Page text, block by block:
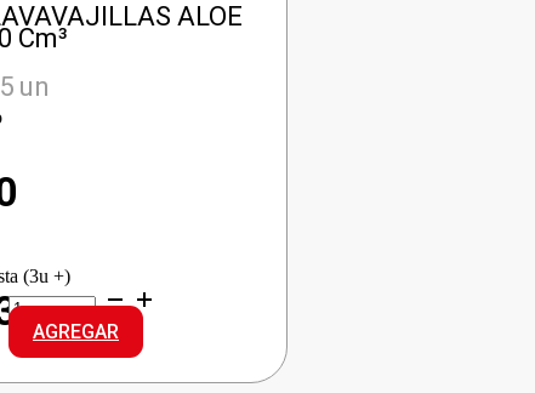
ALOE
Cm³
un
(3u +)
HEROE
LAVAVAJILLAS
ALOE
VERA
cantidad
AGREGAR